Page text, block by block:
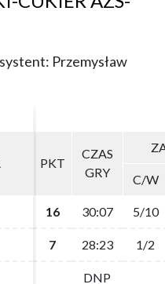
Przemysław
PKT
CZAS
GRY
C/W
16 30:07 5/10
7 28:23 1/2
DNP
PKT
CZAS
GRY
C/W
16 30:07 5/10
7 28:23 1/2
DNP